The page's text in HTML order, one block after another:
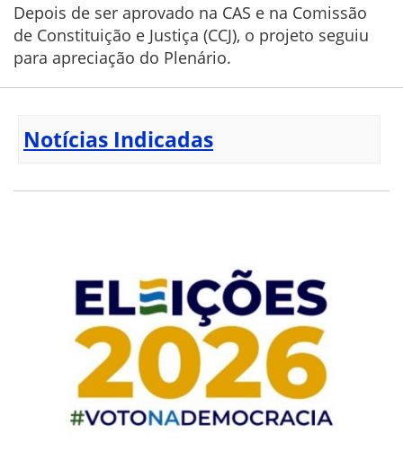
Depois de ser aprovado na CAS e na Comissão
de Constituição e Justiça (CCJ), o projeto seguiu
para apreciação do Plenário.
Notícias Indicadas